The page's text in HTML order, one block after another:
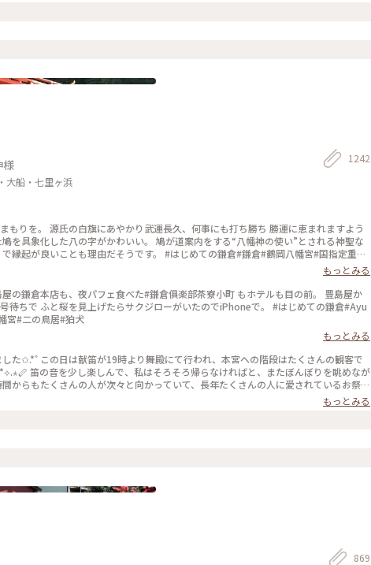
様
大船・七里ヶ浜
1242
もりを。 源氏の白旗にあやかり武運長久、何事にも打ち勝ち 勝運に恵まれますよう
を具象化した八の字がかわいい。 鳩が道案内をする“八幡神の使い”とされる神聖な
だそうです。 #はじめての鎌倉#鎌倉#鶴岡八幡宮#国指定重要
もっとみる
の鎌倉本店も、夜パフェ食べた#鎌倉俱楽部茶寮小町 もホテルも目の前。 豊島屋か
ふと桜を見上げたらサクジローがいたのでiPhoneで。 #はじめての鎌倉#Ayu
宮#二の鳥居#狛犬
もっとみる
んぼりを眺めなが
からもたくさんの人が次々と向かっていて、長年たくさんの人に愛されているお祭り
#ぼんぼり祭 #毎年立秋の前日から9日まで#ぼんぼり#献笛#渡瀬政造#庵野秀明と安野
もっとみる
869